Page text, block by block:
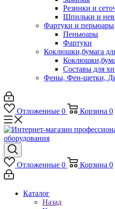
Резинки и
Шпильки и
Фартуки и перьюары
Пеньюары
Фартуки
Коклюшки,бумага
Составы для
Фены, Фен-щетки,
Отложенные 0 Корзина 0
Отложенные 0 Корзина 0
Каталог
Назад